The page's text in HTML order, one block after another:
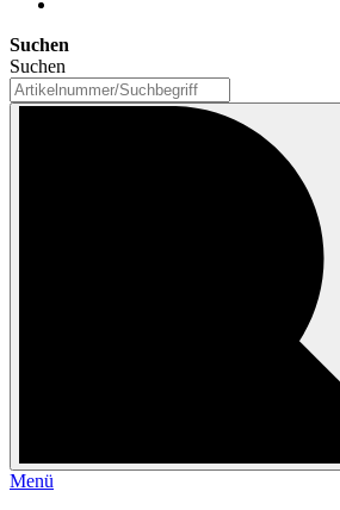
Suchen
Suchen
Menü